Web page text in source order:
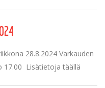
28.8.2024 Varkauden
17.00 Lisätietoja täällä